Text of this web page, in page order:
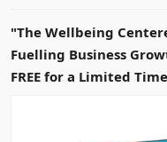
"The Wellbeing
Fuelling Business
FREE for a Limited